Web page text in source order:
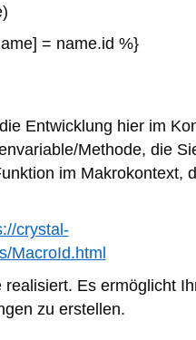
= name.id %}
Entwicklung hier im
Methode, die
im Makrokontext,
crystal-
MacroId.html
Es ermöglicht
zu erstellen.